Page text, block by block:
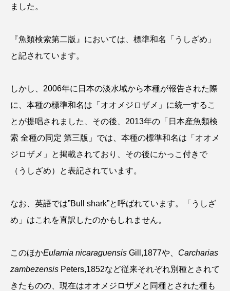
ました。
『魚類検索第二版』においては、標準和名「うしざめ」
と記されています。
しかし、2006年に日本の淡水域から本種が報告された際
に、本種の標準和名は「オオメジロザメ」に統一するこ
とが提唱されました、その後、2013年の「日本産魚類検
索 全種の同定 第三版」では、本種の標準和名は「オオメ
ジロザメ」と掲載されており、その後にかっこ付きで
（うしざめ）と表記されています。
なお、英語では”Bull shark”と呼ばれています。「うしざ
め」はこれを直訳したのかもしれません。
このほかEulamia nicaraguensis Gill,1877や、 Carcharias
zambezensis Peters,1852など従来それぞれ別種とされて
きたものの、現在はオオメジロザメと同種とされた種も